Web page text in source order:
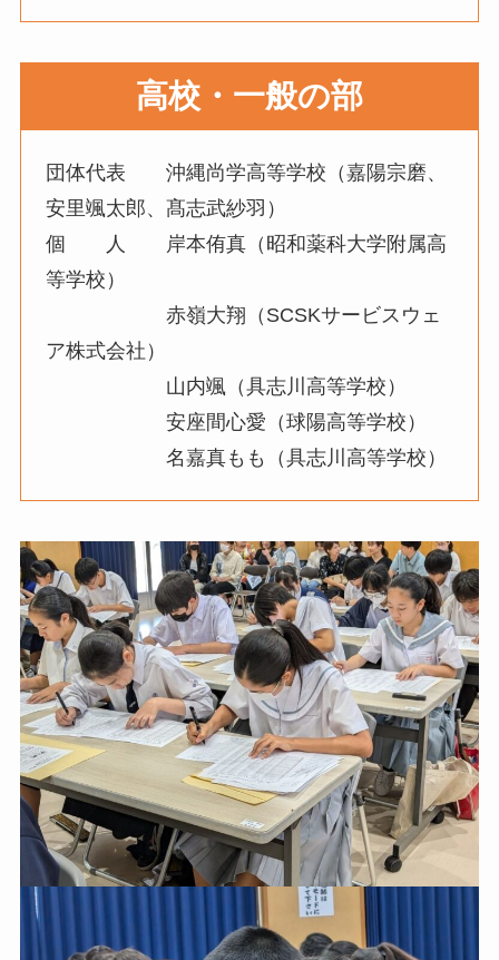
高校・一般の部
団体代表 沖縄尚学高等学校（嘉陽宗磨、
安里颯太郎、髙志武紗羽）
個 人 岸本侑真（昭和薬科大学附属高
等学校）
赤嶺大翔（SCSKサービスウェ
ア株式会社）
山内颯（具志川高等学校）
安座間心愛（球陽高等学校）
名嘉真もも（具志川高等学校）